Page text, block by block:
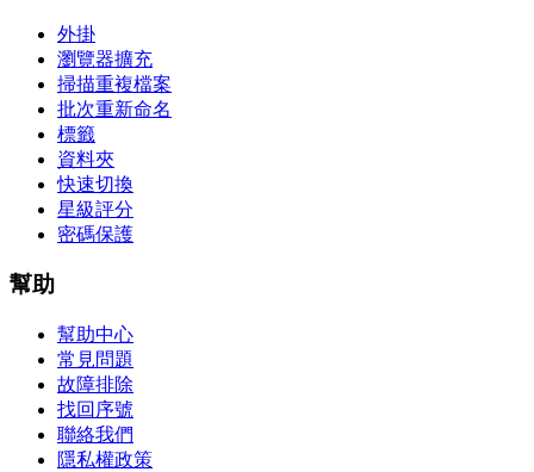
外掛
瀏覽器擴充
掃描重複檔案
批次重新命名
標籤
資料夾
快速切換
星級評分
密碼保護
幫助
幫助中心
常見問題
故障排除
找回序號
聯絡我們
隱私權政策